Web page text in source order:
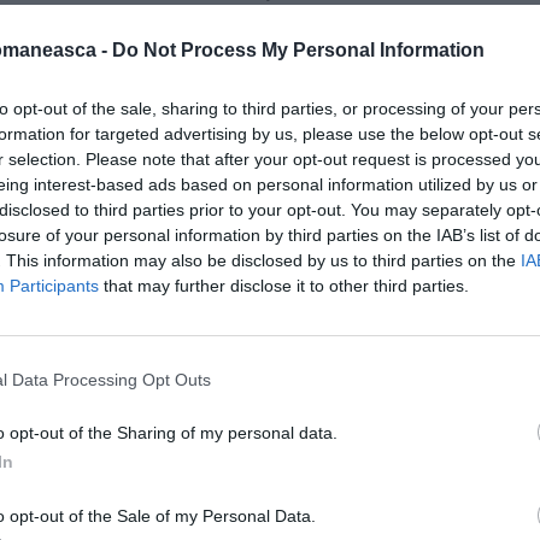
- Do Not Process My Personal Information
opt-out of the sale, sharing to third parties, or processing of your
for targeted advertising by us, please use the below opt-out
selection. Please note that after your opt-out request is processed
interest-based ads based on personal information utilized by us
to third parties prior to your opt-out. You may separately
of your personal information by third parties on the IAB’s list of
This information may also be disclosed by us to third parties on the
Participants that may further disclose it to other third parties.
Data Processing Opt Outs
opt-out of the Sharing of my personal data.
opt-out of the Sale of my Personal Data.
autorităţile italiene încă din 2009.
în toată Europa, românul lucra în
omorât în bătaie în casa sa din
italiene, Cătălin S., împreună cu alţi doi
a fura. L-au legat pe proprietar şi i-au
a murit în urma loviturilor primite, în
euro şi un ceas.